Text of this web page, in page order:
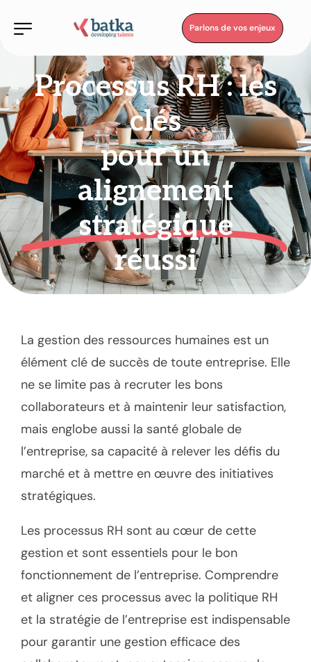
Parlons de vos enjeux
Processus RH : les
clés
pour un
alignement
stratégique
réussi
La gestion des ressources humaines est un
élément clé de succès de toute entreprise. Elle
ne se limite pas à recruter les bons
collaborateurs et à maintenir leur satisfaction,
mais englobe aussi la santé globale de
l’entreprise, sa capacité à relever les défis du
marché et à mettre en œuvre des initiatives
stratégiques.
Les processus RH sont au cœur de cette
gestion et sont essentiels pour le bon
fonctionnement de l’entreprise. Comprendre
et aligner ces processus avec la politique RH
et la stratégie de l’entreprise est indispensable
pour garantir une gestion efficace des